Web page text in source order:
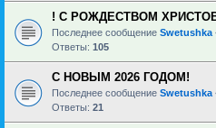
! С РОЖДЕСТВОМ
Последнее сообщение Swetushka
Ответы: 105
С НОВЫМ 2026 ГОДОМ!
Последнее сообщение Swetushka
Ответы: 21